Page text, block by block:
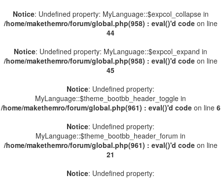
Notice: Undefined property: MyLanguage::$expcol_collapse in
/home/makethemro/forum/global.php(958) : eval()'d codeon line
44
Notice: Undefined property: MyLanguage::$expcol_expand in
/home/makethemro/forum/global.php(958) : eval()'d codeon line
45
Notice: Undefined property:
MyLanguage::$theme_bootbb_header_toggle in
/home/makethemro/forum/global.php(961) : eval()'d codeon line 6
Notice: Undefined property:
MyLanguage::$theme_bootbb_header_forum in
/home/makethemro/forum/global.php(961) : eval()'d codeon line
21
Notice: Undefined property: